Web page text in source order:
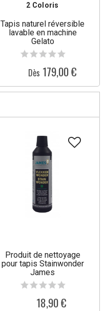
2 Coloris
Tapis naturel réversible
lavable en machine
Gelato
Dès 179,00 €
Produit de nettoyage
pour tapis Stainwonder
James
18,90 €